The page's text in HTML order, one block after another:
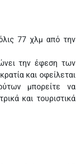
77 χλμ από την
την έφεση των
και οφείλεται
μπορείτε να
και τουριστικά